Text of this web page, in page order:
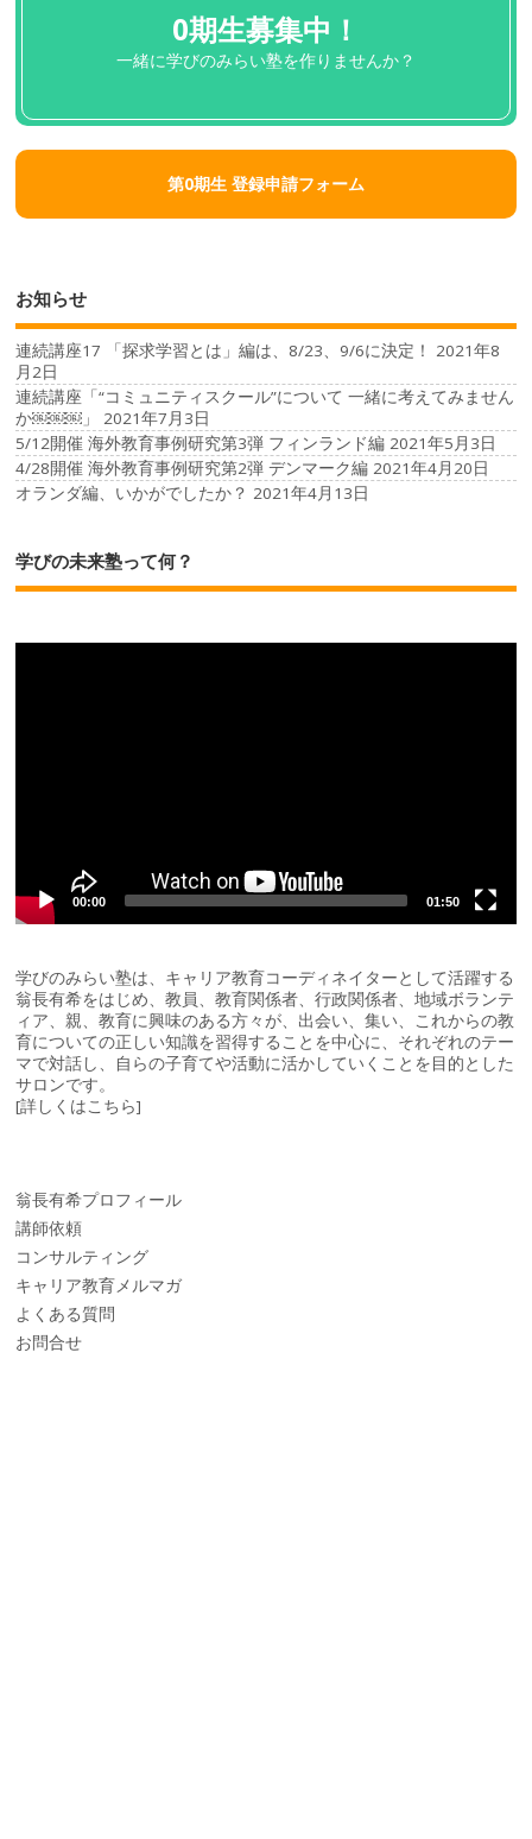
0期生募集中！
一緒に学びのみらい塾を作りませんか？
第0期生 登録申請フォーム
お知らせ
連続講座17 「探求学習とは」編は、8/23、9/6に決定！
2021年8
月2日
連続講座「“コミュニティスクール”について 一緒に考えてみません
か￼￼￼」
2021年7月3日
5/12開催 海外教育事例研究第3弾 フィンランド編 2021年5月3日
4/28開催 海外教育事例研究第2弾 デンマーク編 2021年4月20日
オランダ編、いかがでしたか？ 2021年4月13日
学びの未来塾って何？
00:00 01:50
学びのみらい塾は、キャリア教育コーディネイターとして活躍する
翁長有希をはじめ、教員、教育関係者、行政関係者、地域ボランテ
ィア、親、教育に興味のある方々が、出会い、集い、これからの教
育についての正しい知識を習得することを中心に、それぞれのテー
マで対話し、自らの子育てや活動に活かしていくことを目的とした
サロンです。
[詳しくはこちら]
翁長有希プロフィール
講師依頼
コンサルティング
キャリア教育メルマガ
よくある質問
お問合せ